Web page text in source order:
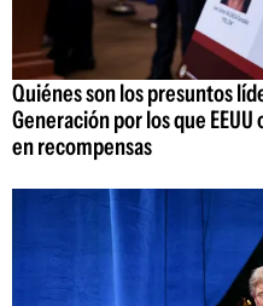
Quiénes son los presuntos
Generación por los que
en recompensas